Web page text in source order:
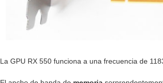
La GPU RX 550 funciona a una frecuencia de